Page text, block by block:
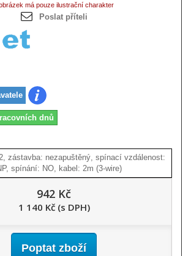
má pouze ilustrační charakter
Poslat příteli
dnů
zástavba: nezapuštěný, spínací vzdálenost:
spínání: NO, kabel: 2m (3-wire)
942 Kč
1 140 Kč (s DPH)
Poptat zboží